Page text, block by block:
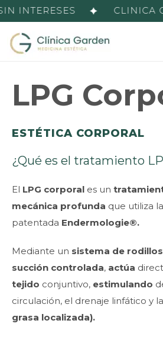
INTERESES CLINICA
LPG
ESTÉTICA CORPORAL
¿Qué es el tratamiento
El LPG corporal es un
mecánica profunda que utiliza
patentada Endermologie®.
Mediante un sistema de
succión controlada, actúa
tejido conjuntivo, estimulando
circulación, el drenaje linfático y
grasa localizada).